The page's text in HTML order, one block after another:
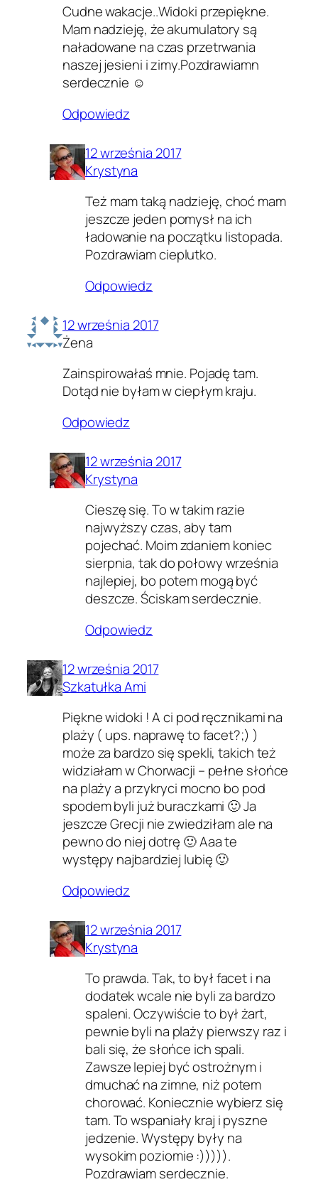
Cudne wakacje..Widoki przepiękne.
Mam nadzieję, że akumulatory są
naładowane na czas przetrwania
naszej jesieni i zimy.Pozdrawiamn
serdecznie ☺
Odpowiedz
12 września 2017
Krystyna
Też mam taką nadzieję, choć mam
jeszcze jeden pomysł na ich
ładowanie na początku listopada.
Pozdrawiam cieplutko.
Odpowiedz
12 września 2017
Żena
Zainspirowałaś mnie. Pojadę tam.
Dotąd nie byłam w ciepłym kraju.
Odpowiedz
12 września 2017
Krystyna
Cieszę się. To w takim razie
najwyższy czas, aby tam
pojechać. Moim zdaniem koniec
sierpnia, tak do połowy września
najlepiej, bo potem mogą być
deszcze. Ściskam serdecznie.
Odpowiedz
12 września 2017
Szkatułka Ami
Piękne widoki ! A ci pod ręcznikami na
plaży ( ups. naprawę to facet?;) )
może za bardzo się spekli, takich też
widziałam w Chorwacji – pełne słońce
na plaży a przykryci mocno bo pod
spodem byli już buraczkami 🙂 Ja
jeszcze Grecji nie zwiedziłam ale na
pewno do niej dotrę 🙂 Aaa te
występy najbardziej lubię 🙂
Odpowiedz
12 września 2017
Krystyna
To prawda. Tak, to był facet i na
dodatek wcale nie byli za bardzo
spaleni. Oczywiście to był żart,
pewnie byli na plaży pierwszy raz i
bali się, że słońce ich spali.
Zawsze lepiej być ostrożnym i
dmuchać na zimne, niż potem
chorować. Koniecznie wybierz się
tam. To wspaniały kraj i pyszne
jedzenie. Występy były na
wysokim poziomie :))))).
Pozdrawiam serdecznie.